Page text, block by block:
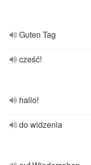
Guten Tag
cześć!
hallo!
do widzenia